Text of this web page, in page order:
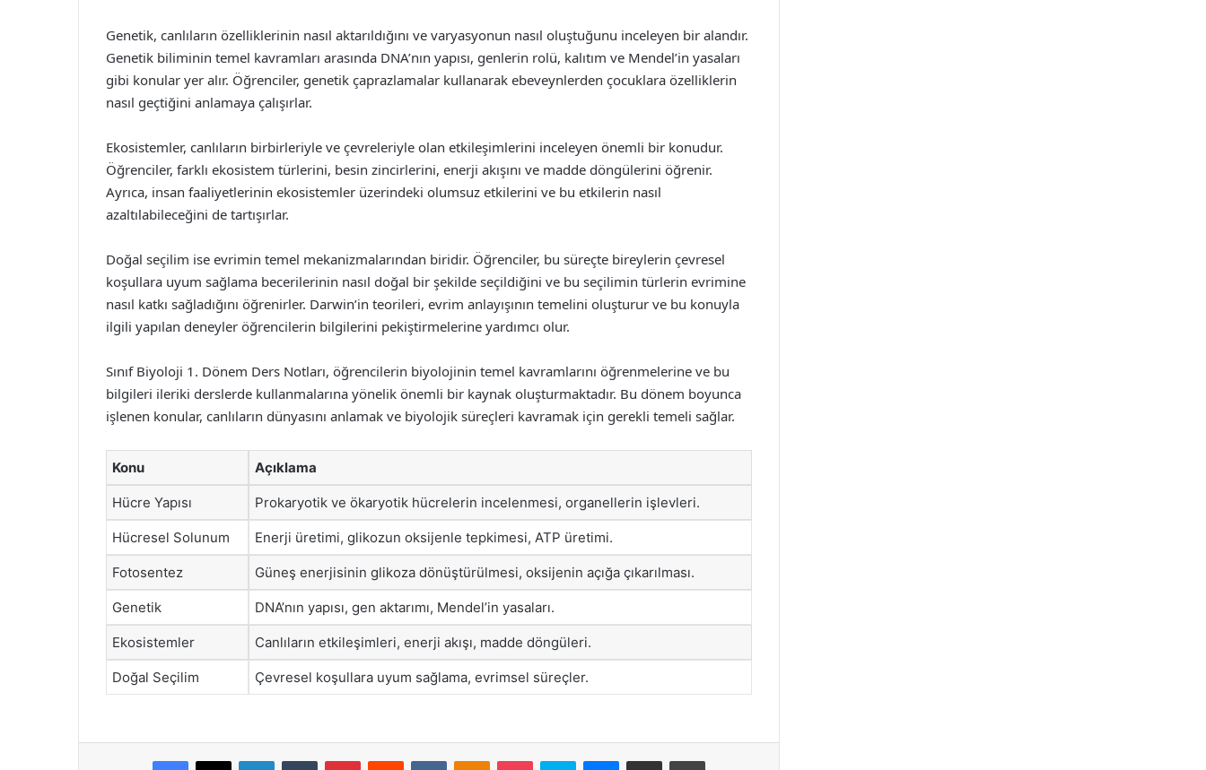
Genetik, canlıların özelliklerinin nasıl aktarıldığını ve varyasyonun nasıl oluştuğunu inceleyen bir alandır.
Genetik biliminin temel kavramları arasında DNA’nın yapısı, genlerin rolü, kalıtım ve Mendel’in yasaları
gibi konular yer alır. Öğrenciler, genetik çaprazlamalar kullanarak ebeveynlerden çocuklara özelliklerin
nasıl geçtiğini anlamaya çalışırlar.
Ekosistemler, canlıların birbirleriyle ve çevreleriyle olan etkileşimlerini inceleyen önemli bir konudur.
Öğrenciler, farklı ekosistem türlerini, besin zincirlerini, enerji akışını ve madde döngülerini öğrenir.
Ayrıca, insan faaliyetlerinin ekosistemler üzerindeki olumsuz etkilerini ve bu etkilerin nasıl
azaltılabileceğini de tartışırlar.
Doğal seçilim ise evrimin temel mekanizmalarından biridir. Öğrenciler, bu süreçte bireylerin çevresel
koşullara uyum sağlama becerilerinin nasıl doğal bir şekilde seçildiğini ve bu seçilimin türlerin evrimine
nasıl katkı sağladığını öğrenirler. Darwin’in teorileri, evrim anlayışının temelini oluşturur ve bu konuyla
ilgili yapılan deneyler öğrencilerin bilgilerini pekiştirmelerine yardımcı olur.
Sınıf Biyoloji 1. Dönem Ders Notları, öğrencilerin biyolojinin temel kavramlarını öğrenmelerine ve bu
bilgileri ileriki derslerde kullanmalarına yönelik önemli bir kaynak oluşturmaktadır. Bu dönem boyunca
işlenen konular, canlıların dünyasını anlamak ve biyolojik süreçleri kavramak için gerekli temeli sağlar.
Konu Açıklama
Hücre Yapısı Prokaryotik ve ökaryotik hücrelerin incelenmesi, organellerin işlevleri.
Hücresel Solunum Enerji üretimi, glikozun oksijenle tepkimesi, ATP üretimi.
Fotosentez Güneş enerjisinin glikoza dönüştürülmesi, oksijenin açığa çıkarılması.
Genetik DNA’nın yapısı, gen aktarımı, Mendel’in yasaları.
Ekosistemler Canlıların etkileşimleri, enerji akışı, madde döngüleri.
Doğal Seçilim Çevresel koşullara uyum sağlama, evrimsel süreçler.
Facebook
X LinkedInTumblr PinterestReddit VKontakteOdnoklassniki
Pocket Skype Messenger
E-Posta ile paylaş Yazdır